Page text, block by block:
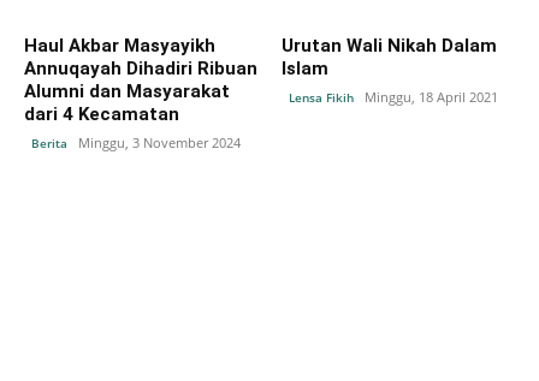
Haul Akbar Masyayikh
Annuqayah Dihadiri Ribuan
Alumni dan Masyarakat
dari 4 Kecamatan
Berita Minggu, 3 November 2024
Urutan Wali Nikah Dalam
Islam
Lensa Fikih Minggu, 18 April 2021